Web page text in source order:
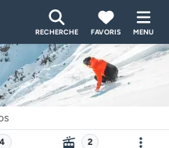
RECHERCHE FAVORIS MENU
4 2